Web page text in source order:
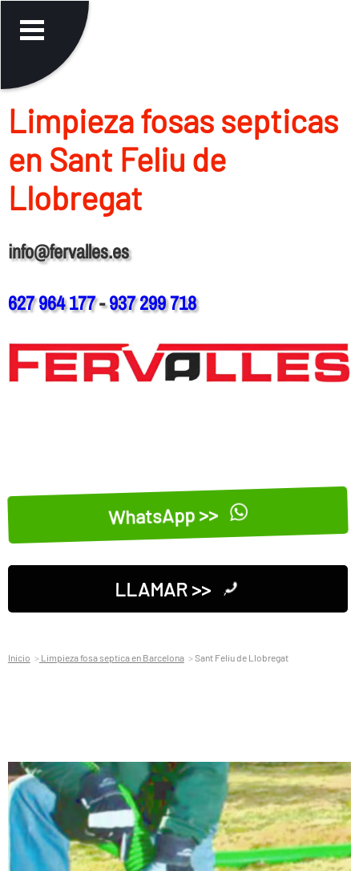
Limpieza fosas septicas
en Sant Feliu de
Llobregat
info@fervalles.es
627 964 177-937 299 718
WhatsApp >>
LLAMAR >>
Inicio Limpieza fosa septica en Barcelona Sant Feliu de Llobregat